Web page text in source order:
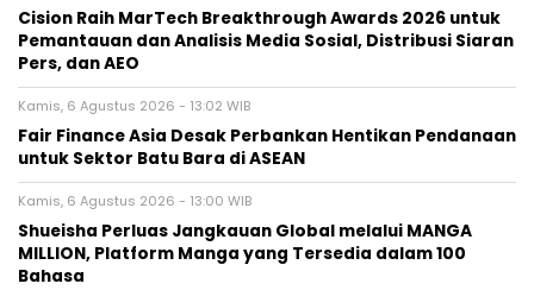
Cision Raih MarTech Breakthrough Awards 2026 untuk
Pemantauan dan Analisis Media Sosial, Distribusi Siaran
Pers, dan AEO
Kamis, 6 Agustus 2026 - 13:02 WIB
Fair Finance Asia Desak Perbankan Hentikan Pendanaan
untuk Sektor Batu Bara di ASEAN
Kamis, 6 Agustus 2026 - 13:00 WIB
Shueisha Perluas Jangkauan Global melalui MANGA
MILLION, Platform Manga yang Tersedia dalam 100
Bahasa